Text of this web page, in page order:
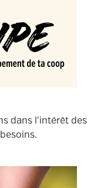
dans l'intérêt des